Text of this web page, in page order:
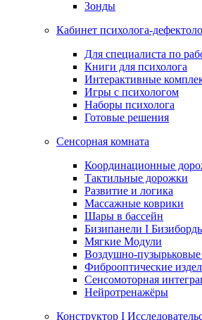
Зонды
Кабинет психолога-
Для специалиста по
Книги для психолога
Интерактивные
Игры с психологом
Наборы психолога
Готовые решения
Сенсорная комната
Координационные
Тактильные дорожки
Развитие и логика
Массажные коврики
Шары в бассейн
Бизипанели I
Мягкие Модули
Воздушно-пузырьковые
Фиброоптические
Сенсомоторная
Нейротренажёры
Конструктор I